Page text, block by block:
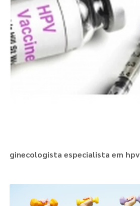
ginecologista especialista em hpv